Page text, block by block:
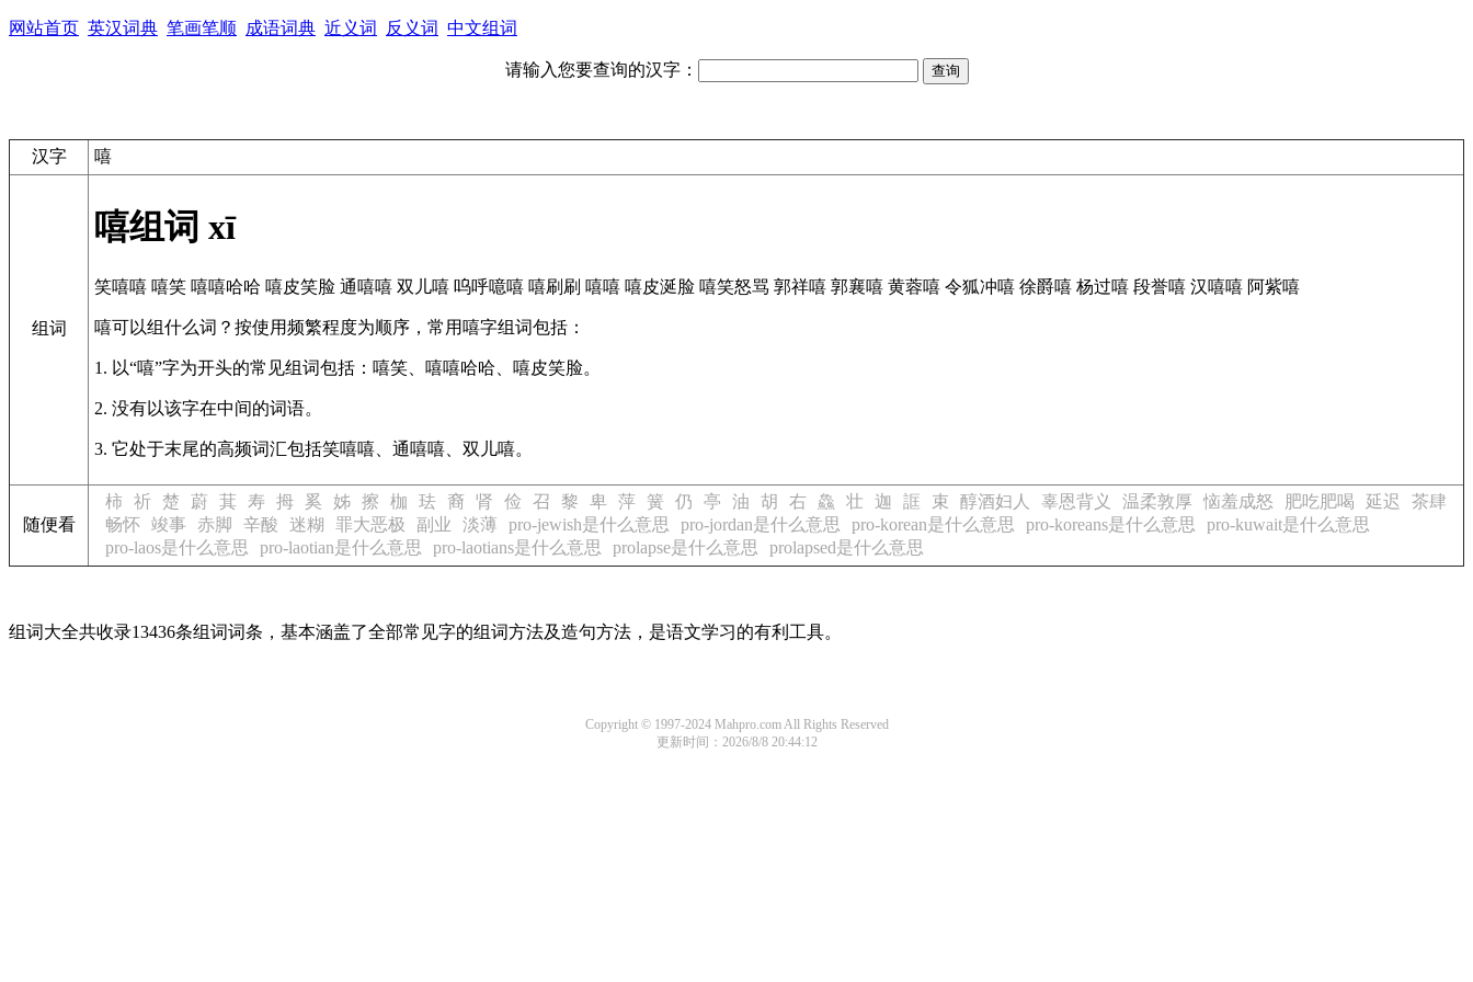
网站首页 英汉词典 笔画笔顺 成语词典 近义词 反义词 中文组词
请输入您要查询的汉字：
汉字 嘻
组词
嘻组词 xī
笑嘻嘻 嘻笑 嘻嘻哈哈 嘻皮笑脸 通嘻嘻 双儿嘻 呜呼噫嘻 嘻刷刷 嘻嘻 嘻皮涎脸 嘻笑怒骂 郭祥嘻 郭襄嘻 黄蓉嘻 令狐冲嘻 徐爵嘻 杨过嘻 段誉嘻 汉嘻嘻 阿紫嘻
嘻可以组什么词？按使用频繁程度为顺序，常用嘻字组词包括：
1. 以“嘻”字为开头的常见组词包括：嘻笑、嘻嘻哈哈、嘻皮笑脸。
2. 没有以该字在中间的词语。
3. 它处于末尾的高频词汇包括笑嘻嘻、通嘻嘻、双儿嘻。
随便看
柿 祈 楚 蔚 萁 寿 拇 奚 姊 擦 枷 珐 裔 肾 俭 召 黎 卑 萍 簧 仍 亭 油 胡 右 鱻 壮 迦 誆 束 醇酒妇人 辜恩背义 温柔敦厚 恼羞成怒 肥吃肥喝 延迟
茶肆
畅怀 竣事 赤脚 辛酸 迷糊 罪大恶极 副业 淡薄 pro-jewish是什么意思 pro-jordan是什么意思 pro-korean是什么意思 pro-koreans是什么意思
pro-kuwait是什么意思
pro-laos是什么意思
pro-laotian是什么意思 pro-laotians是什么意思 prolapse是什么意思 prolapsed是什么意思
组词大全共收录13436条组词词条，基本涵盖了全部常见字的组词方法及造句方法，是语文学习的有利工具。
Copyright © 1997-2024 Mahpro.com All Rights Reserved
更新时间：2026/8/8 20:44:12